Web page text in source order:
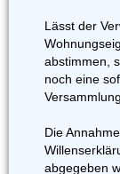
Lässt der
abstimmen,
noch eine
Die
abgegeben